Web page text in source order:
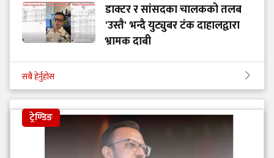
डाक्टर र सांसदका चालकको तलब
'उस्तै' भन्दै युट्युबर टंक दाहालद्वारा
भ्रामक दाबी
सबै हेर्नुहोस
ट्रेण्डिङ